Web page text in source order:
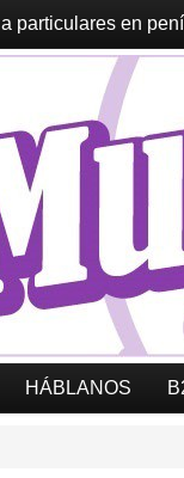
a particulares en
HÁBLANOS